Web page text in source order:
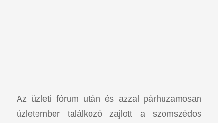
Az üzleti fórum után és azzal párhuzamosan
üzletember találkozó zajlott a szomszédos